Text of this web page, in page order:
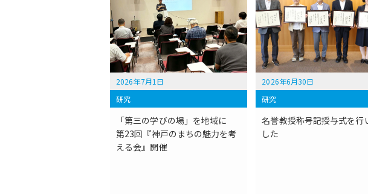
2026年7月1日
研究
「第三の学びの場」を地域に
第23回『神戸のまちの魅力を考
える会』開催
2026年6月30日
研究
名誉教授称号記授与式を行
した